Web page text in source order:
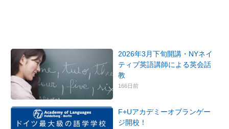
2026年3月下旬開講・NYネイ
ティブ英語講師による英会話
教
166日前
F+Uアカデミーオブランゲー
ジ開校！